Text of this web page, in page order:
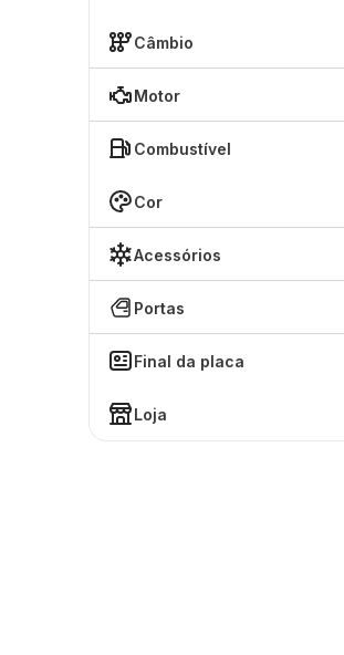
Câmbio
Motor
Combustível
Cor
Acessórios
Portas
Final da placa
Loja